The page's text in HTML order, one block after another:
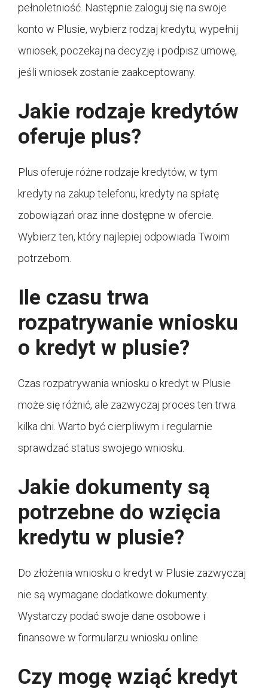
pełnoletniość. Następnie zaloguj się na swoje
konto w Plusie, wybierz rodzaj kredytu, wypełnij
wniosek, poczekaj na decyzję i podpisz umowę,
jeśli wniosek zostanie zaakceptowany.
Jakie rodzaje kredytów
oferuje plus?
Plus oferuje różne rodzaje kredytów, w tym
kredyty na zakup telefonu, kredyty na spłatę
zobowiązań oraz inne dostępne w ofercie.
Wybierz ten, który najlepiej odpowiada Twoim
potrzebom.
Ile czasu trwa
rozpatrywanie wniosku
o kredyt w plusie?
Czas rozpatrywania wniosku o kredyt w Plusie
może się różnić, ale zazwyczaj proces ten trwa
kilka dni. Warto być cierpliwym i regularnie
sprawdzać status swojego wniosku.
Jakie dokumenty są
potrzebne do wzięcia
kredytu w plusie?
Do złożenia wniosku o kredyt w Plusie zazwyczaj
nie są wymagane dodatkowe dokumenty.
Wystarczy podać swoje dane osobowe i
finansowe w formularzu wniosku online.
Czy mogę wziąć kredyt